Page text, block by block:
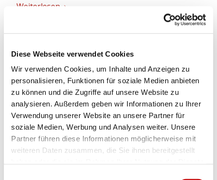
Diese Webseite verwendet Cookies
Wir verwenden Cookies, um Inhalte und Anzeigen zu
personalisieren, Funktionen für soziale Medien anbieten
zu können und die Zugriffe auf unsere Website zu
analysieren. Außerdem geben wir Informationen zu Ihrer
Verwendung unserer Website an unsere Partner für
soziale Medien, Werbung und Analysen weiter. Unsere
Partner führen diese Informationen möglicherweise mit
weiteren Daten zusammen, die Sie ihnen bereitgestellt
Weiterlesen
Das sagen die Wandergäste: